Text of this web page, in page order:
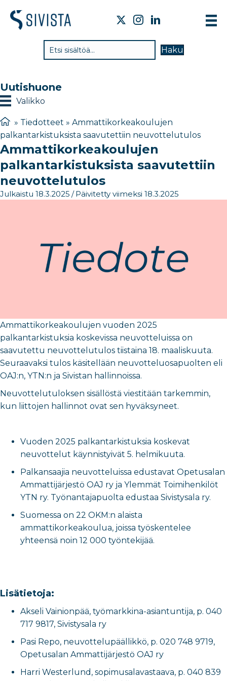
Haku
Uutishuone
Valikko
» Tiedotteet » Ammattikorkeakoulujen
palkantarkistuksista saavutettiin neuvottelutulos
Ammattikorkeakoulujen
palkantarkistuksista saavutettiin
neuvottelutulos
Julkaistu 18.3.2025 / Päivitetty viimeksi 18.3.2025
Ammattikorkeakoulujen vuoden 2025
palkantarkistuksia koskevissa neuvotteluissa on
saavutettu neuvottelutulos tiistaina 18. maaliskuuta.
Seuraavaksi tulos käsitellään neuvotteluosapuolten eli
OAJ:n, YTN:n ja Sivistan hallinnoissa.
Neuvottelutuloksen sisällöstä viestitään tarkemmin,
kun liittojen hallinnot ovat sen hyväksyneet.
Vuoden 2025 palkantarkistuksia koskevat
neuvottelut käynnistyivät 5. helmikuuta.
Palkansaajia neuvotteluissa edustavat Opetusalan
Ammattijärjestö OAJ ry ja Ylemmät Toimihenkilöt
YTN ry. Työnantajapuolta edustaa Sivistysala ry.
Suomessa on 22 OKM:n alaista
ammattikorkeakoulua, joissa työskentelee
yhteensä noin 12 000 työntekijää.
Lisätietoja:
Akseli Vainionpää, työmarkkina-asiantuntija, p. 040
717 9817, Sivistysala ry
Pasi Repo, neuvottelupäällikkö, p. 020 748 9719,
Opetusalan Ammattijärjestö OAJ ry
Harri Westerlund, sopimusalavastaava, p. 040 839